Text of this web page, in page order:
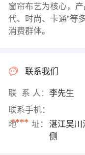
窗帘布艺为核心，
代、时尚、卡通”等
消费群体。
联系我们
联 系 人： 李先生
联系手机：
****
地 址：
湛江吴川
侧